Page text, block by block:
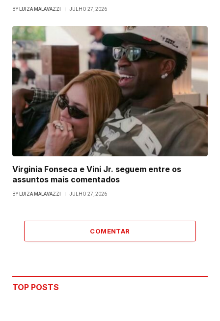
BY LUIZA MALAVAZZI JULHO 27, 2026
Virginia Fonseca e Vini Jr. seguem entre os
assuntos mais comentados
BY LUIZA MALAVAZZI JULHO 27, 2026
COMENTAR
TOP POSTS